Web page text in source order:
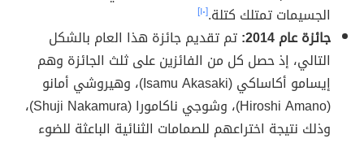
الجسيمات تمتلك كتلة.[١٠]
جائزة عام 2014:
تم تقديم جائزة هذا العام بالشكل
التالي، إذ حصل كل من الفائزين على ثلث الجائزة وهم
إيسامو أكاساكي (Isamu Akasaki)، وهيروشي أمانو
(Hiroshi Amano)، وشوجي ناكامورا (Shuji Nakamura)،
وذلك نتيجة اختراعهم للصمامات الثنائية الباعثة للضوء